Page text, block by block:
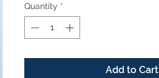
Quantity *
Add to Cart